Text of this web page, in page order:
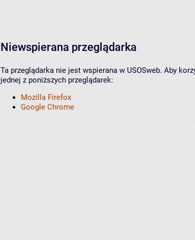
Niewspierana przeglądarka
Ta przeglądarka nie jest wspierana w USOSweb. Aby
jednej z poniższych przeglądarek:
Mozilla Firefox
Google Chrome